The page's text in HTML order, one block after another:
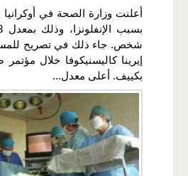
شخص. جاء ذلك في تصريح
إيرينا كاليسنيكوفا خلال
بكييف. أعلى معدل...